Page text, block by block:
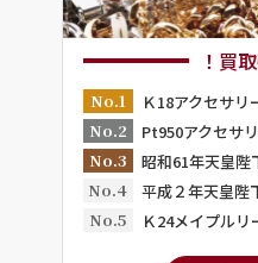
！買
No.1
Ｋ18アクセサリ
No.2
Pt950アクセサ
No.3
昭和61年天皇陛
No.4
平成２年天皇陛
No.5
Ｋ24メイプルリ